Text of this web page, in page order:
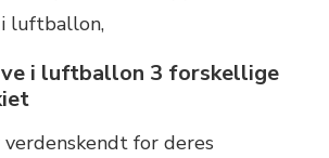
i luftballon 3 forskellige
verdenskendt for deres